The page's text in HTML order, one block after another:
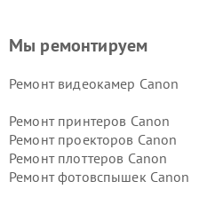
Мы ремонтируем
Ремонт видеокамер Canon
Ремонт принтеров Canon
Ремонт проекторов Canon
Ремонт плоттеров Canon
Ремонт фотовспышек Canon